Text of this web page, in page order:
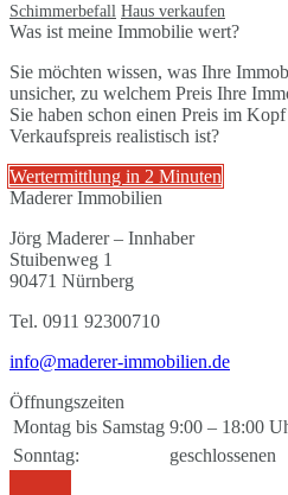
Schimmerbefall Haus verkaufen
Was ist meine Immobilie wert?
Sie möchten wissen, was Ihre
unsicher, zu welchem Preis Ihre
Sie haben schon einen Preis im
Verkaufspreis realistisch ist?
Wertermittlung in 2 Minuten
Maderer Immobilien
Jörg Maderer – Innhaber
Stuibenweg 1
90471 Nürnberg
Tel. 0911 92300710
info@maderer-immobilien.de
Öffnungszeiten
Montag bis Samstag 9:00 – 18:00
Sonntag:
geschlossenen